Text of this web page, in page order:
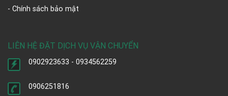
- Chính sách bảo mật
LIÊN HỆ ĐẶT DỊCH VỤ VẬN CHUYỂN
0902923633 - 0934562259
0906251816